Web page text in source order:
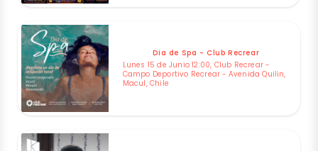
Dia de Spa - Club Recrear
Lunes 15 de Junio 12:00, Club Recrear -
Campo Deportivo Recrear - Avenida Quilin,
Macul, Chile